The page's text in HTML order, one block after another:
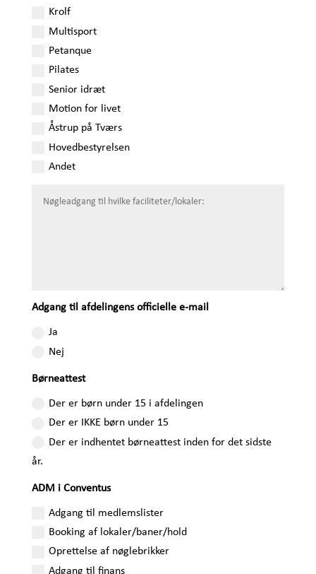
Krolf
Multisport
Petanque
Pilates
Senior idræt
Motion for livet
Åstrup på Tværs
Hovedbestyrelsen
Andet
Adgang til afdelingens officielle e-mail
Ja
Nej
Børneattest
Der er børn under 15 i afdelingen
Der er IKKE børn under 15
Der er indhentet børneattest inden for det sidste
år.
ADM i Conventus
Adgang til medlemslister
Booking af lokaler/baner/hold
Oprettelse af nøglebrikker
Adgang til finans